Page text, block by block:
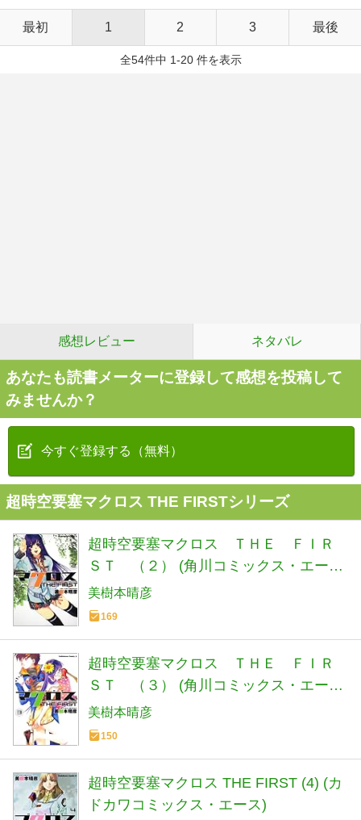
最初 1 2 3 最後
全54件中 1-20 件を表示
感想レビュー ネタバレ
あなたも読書メーターに登録して感想を投稿して
みませんか？
今すぐ登録する（無料）
超時空要塞マクロス THE FIRSTシリーズ
超時空要塞マクロス ＴＨＥ ＦＩＲ
ＳＴ （２） (角川コミックス・エース
6-26)
美樹本晴彦
169
超時空要塞マクロス ＴＨＥ ＦＩＲ
ＳＴ （３） (角川コミックス・エース
6-28)
美樹本晴彦
150
超時空要塞マクロス THE FIRST (4) (カ
ドカワコミックス・エース)